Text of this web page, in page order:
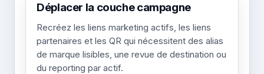
Déplacer la couche campagne
Recréez les liens marketing actifs, les liens
partenaires et les QR qui nécessitent des alias
de marque lisibles, une revue de destination ou
du reporting par actif.